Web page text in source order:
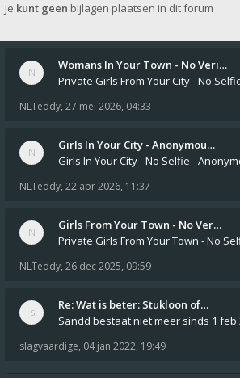
Je kunt geen bijlagen plaatsen in dit forum
Womans In Your Town - No Veri…
NLTeddy, 27 mei 2026, 04:33
Girls In Your City - Anonymou…
NLTeddy, 22 apr 2026, 11:37
Girls From Your Town - No Ver…
NLTeddy, 26 dec 2025, 09:59
Re: Wat is beter: Stukloon of…
Sandd bestaat niet meer sinds 1 feb
slagvaardige, 04 jan 2022, 19:49